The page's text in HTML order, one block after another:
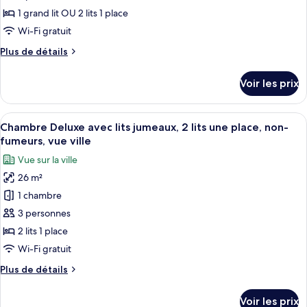
type
de
chambre :
Chambre
1 grand lit OU 2 lits 1 place
Wi-Fi gratuit
Plus de détails
Plus
le
type
de
chambre
Exécutive
Voir les prix
Afficher
toutes
les
photos
pour
ce
type
de
chambre :
Deluxe
Minibar, coffres-forts dans les
6
Chambre Deluxe avec lits jumeaux, 2 lits une place, non-
fumeurs, vue ville
Vue sur la ville
26 m²
1 chambre
3 personnes
2 lits 1 place
Wi-Fi gratuit
Plus de détails
Plus
Voir les prix